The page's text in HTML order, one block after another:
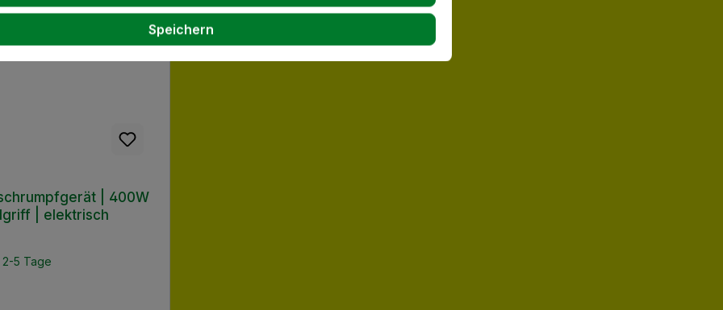
| 400W
| elektrisch
5 Tage
Speichern